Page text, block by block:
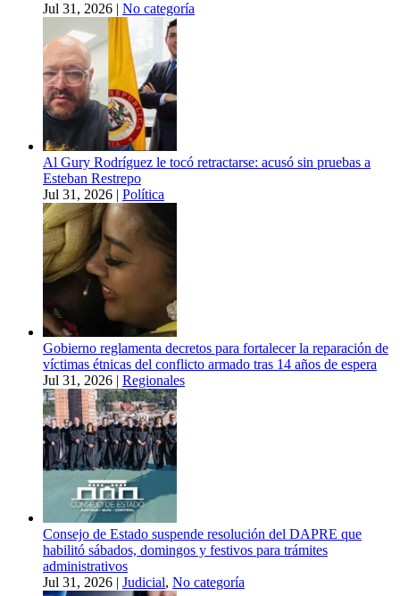
Jul 31, 2026 | No categoría
Al Gury Rodríguez le tocó retractarse: acusó sin pruebas a
Esteban Restrepo
Jul 31, 2026 | Política
Gobierno reglamenta decretos para fortalecer la reparación de
víctimas étnicas del conflicto armado tras 14 años de espera
Jul 31, 2026 | Regionales
Consejo de Estado suspende resolución del DAPRE que
habilitó sábados, domingos y festivos para trámites
administrativos
Jul 31, 2026 | Judicial, No categoría